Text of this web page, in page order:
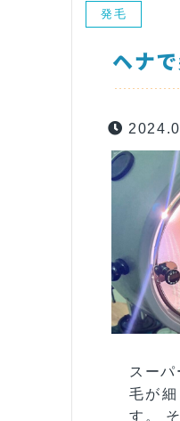
発毛
ヘナ
スー
毛が
す。